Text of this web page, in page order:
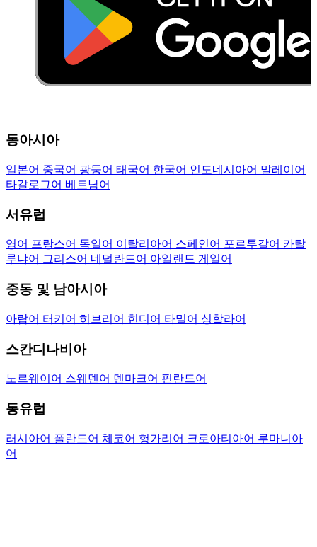
동아시아
일본어 중국어 광둥어 태국어 한국어 인도네시아어 말레이어
타갈로그어 베트남어
서유럽
영어 프랑스어 독일어 이탈리아어 스페인어 포르투갈어 카탈
루냐어 그리스어 네덜란드어 아일랜드 게일어
중동 및 남아시아
아랍어 터키어 히브리어 힌디어 타밀어 싱할라어
스칸디나비아
노르웨이어 스웨덴어 덴마크어 핀란드어
동유럽
러시아어 폴란드어 체코어 헝가리어 크로아티아어 루마니아
어